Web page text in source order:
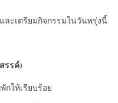
ะเตรียมกิจกรรมในวันพรุ่งนี้
รรค์)
กให้เรียบร้อย